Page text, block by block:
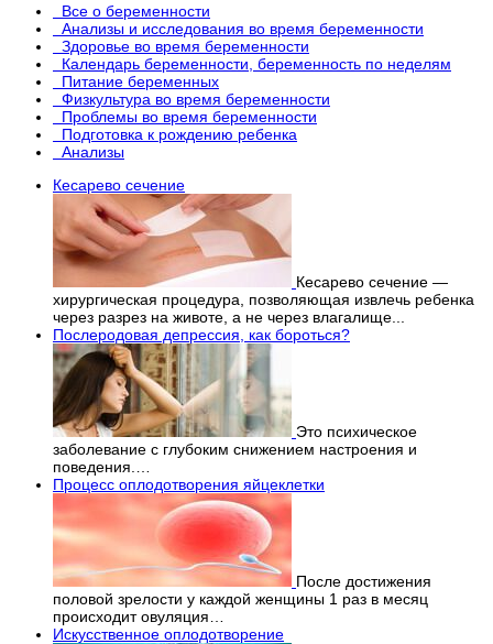
Все о беременности
Анализы и исследования во время беременности
Здоровье во время беременности
Календарь беременности, беременность по неделям
Питание беременных
Физкультура во время беременности
Проблемы во время беременности
Подготовка к рождению ребенка
Анализы
Кесарево сечение
Кесарево сечение —
хирургическая процедура, позволяющая извлечь ребенка
через разрез на животе, а не через влагалище...
Послеродовая депрессия, как бороться?
Это психическое
заболевание с глубоким снижением настроения и
поведения.…
Процесс оплодотворения яйцеклетки
После достижения
половой зрелости у каждой женщины 1 раз в месяц
происходит овуляция…
Искусственное оплодотворение